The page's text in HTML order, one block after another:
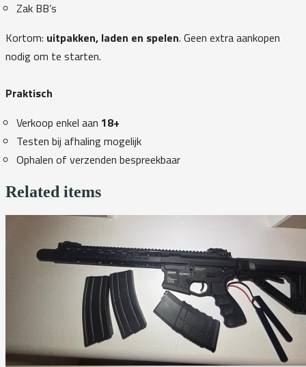
Zak BB’s
Kortom: uitpakken, laden en spelen. Geen extra aankopen
nodig om te starten.
Praktisch
Verkoop enkel aan 18+
Testen bij afhaling mogelijk
Ophalen of verzenden bespreekbaar
Related items